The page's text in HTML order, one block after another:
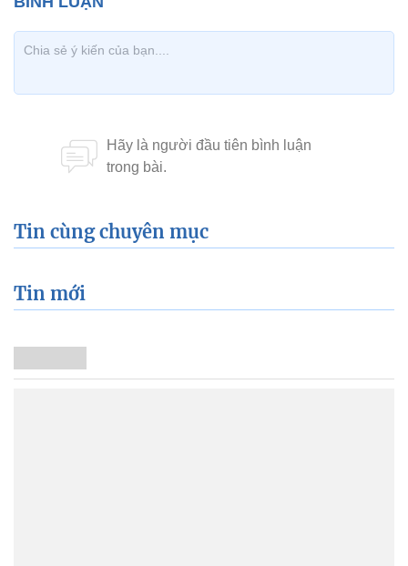
Tin cùng chuyên mục
Tin mới